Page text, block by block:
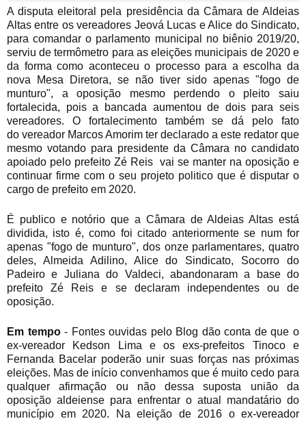
A disputa eleitoral pela presidência da Câmara de Aldeias
Altas entre os vereadores Jeová Lucas e Alice do Sindicato,
para comandar o parlamento municipal no biênio 2019/20,
serviu de termômetro para as eleições municipais de 2020 e
da forma como aconteceu o processo para a escolha da
nova Mesa Diretora, se não tiver sido apenas "fogo de
munturo", a oposição mesmo perdendo o pleito saiu
fortalecida, pois a bancada aumentou de dois para seis
vereadores. O fortalecimento também se dá pelo fato
do vereador Marcos Amorim ter declarado a este redator que
mesmo votando para presidente da Câmara no candidato
apoiado pelo prefeito Zé Reis vai se manter na oposição e
continuar firme com o seu projeto politico que é disputar o
cargo de prefeito em 2020.
É publico e notório que a Câmara de Aldeias Altas está
dividida, isto é, como foi citado anteriormente se num for
apenas "fogo de munturo", dos onze parlamentares, quatro
deles, Almeida Adilino, Alice do Sindicato, Socorro do
Padeiro e Juliana do Valdeci, abandonaram a base do
prefeito Zé Reis e se declaram independentes ou de
oposição.
Em tempo- Fontes ouvidas pelo Blog dão conta de que o
ex-vereador Kedson Lima e os exs-prefeitos Tinoco e
Fernanda Bacelar poderão unir suas forças nas próximas
eleições. Mas de início convenhamos que é muito cedo para
qualquer afirmação ou não dessa suposta união da
oposição aldeiense para enfrentar o atual mandatário do
município em 2020. Na eleição de 2016 o ex-vereador